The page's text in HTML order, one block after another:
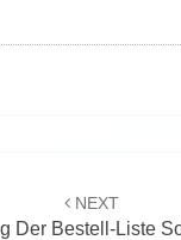
NEXT
Der Bestell-Liste